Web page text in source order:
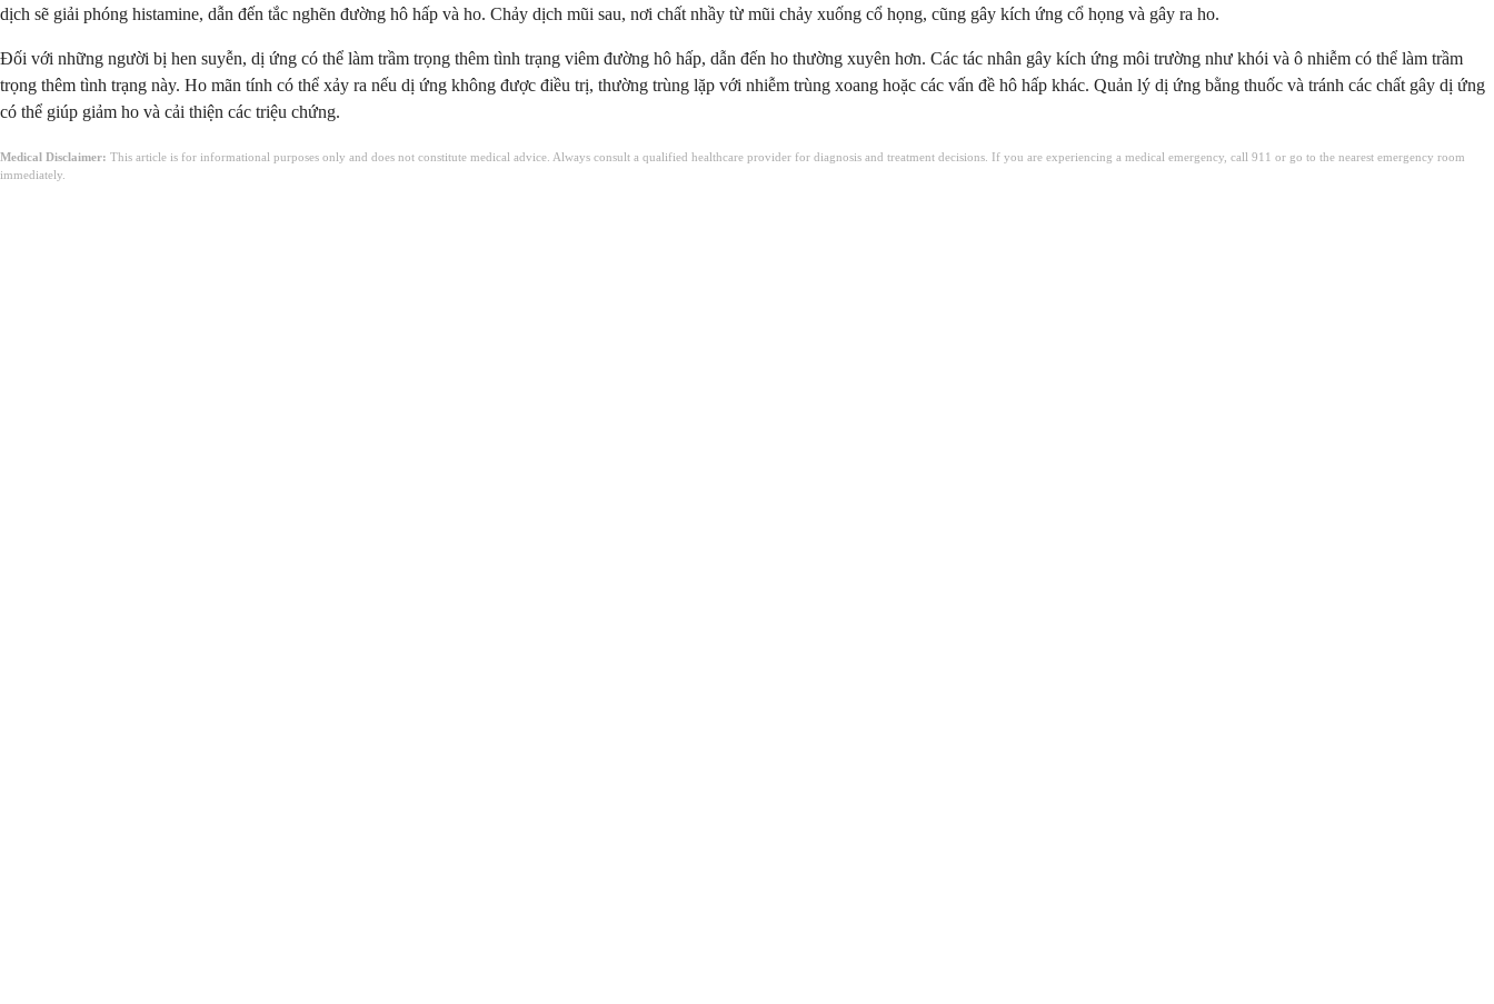
dịch sẽ giải phóng histamine, dẫn đến tắc nghẽn đường hô hấp và ho. Chảy dịch mũi sau, nơi chất nhầy từ mũi chảy xuống cổ họng, cũng gây kích ứng cổ họng và gây ra ho.
Đối với những người bị hen suyễn, dị ứng có thể làm trầm trọng thêm tình trạng viêm đường hô hấp, dẫn đến ho thường xuyên hơn. Các tác nhân gây kích ứng môi trường như khói và ô nhiễm có thể làm trầm
trọng thêm tình trạng này. Ho mãn tính có thể xảy ra nếu dị ứng không được điều trị, thường trùng lặp với nhiễm trùng xoang hoặc các vấn đề hô hấp khác. Quản lý dị ứng bằng thuốc và tránh các chất gây dị ứng
có thể giúp giảm ho và cải thiện các triệu chứng.
Medical Disclaimer: This article is for informational purposes only and does not constitute medical advice. Always consult a qualified healthcare provider for diagnosis and treatment decisions. If you are experiencing a medical emergency, call 911 or go to the nearest emergency room
immediately.